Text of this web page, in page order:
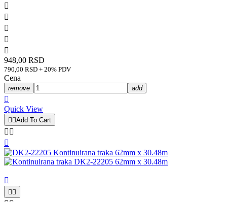





948,00 RSD
790,00 RSD + 20% PDV
Cena
remove add

Quick View
Add To Cart
 


